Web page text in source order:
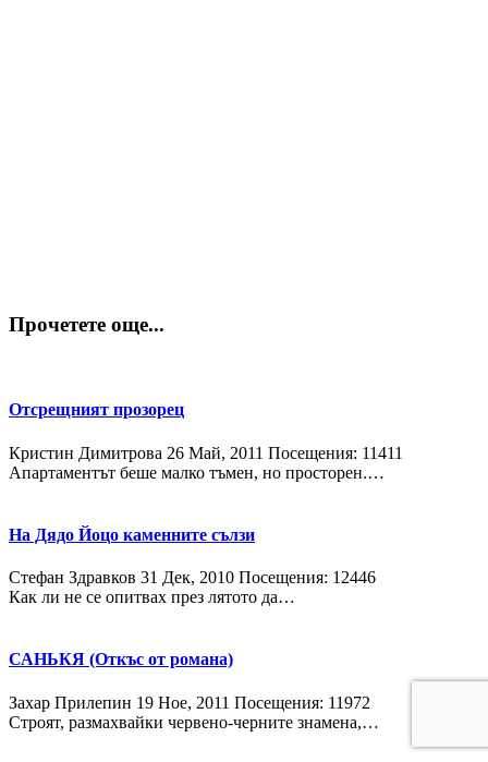
Прочетете още...
Отсрещният прозорец
Кристин Димитрова 26 Май, 2011 Посещения: 11411
Апартаментът беше малко тъмен, но просторен.…
На Дядо Йоцо каменните сълзи
Стефан Здравков 31 Дек, 2010 Посещения: 12446
Как ли не се опитвах през лятото да…
САНЬКЯ (Откъс от романа)
Захар Прилепин 19 Ное, 2011 Посещения: 11972
Строят, размахвайки червено-черните знамена,…